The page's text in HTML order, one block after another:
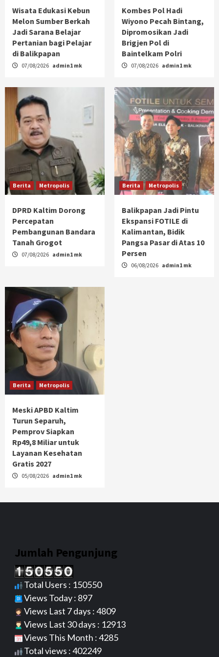
Wisata Edukasi Kebun
Melon Sumber Berkah
Jadi Sarana Belajar
Pertanian bagi Pelajar
di Balikpapan
07/08/2026 admin1 mk
Kombes Pol Hadi
Wiyono Pecah Bintang,
Dipromosikan Jadi
Brigjen Pol di
Baintelkam Polri
07/08/2026 admin1 mk
Berita Metropolis
DPRD Kaltim Dorong
Percepatan
Pembangunan Bandara
Tanah Grogot
07/08/2026 admin1 mk
Berita Metropolis
Balikpapan Jadi Pintu
Ekspansi FOTILE di
Kalimantan, Bidik
Pangsa Pasar di Atas 10
Persen
06/08/2026 admin1 mk
Berita Metropolis
Meski APBD Kaltim
Turun Separuh,
Pemprov Siapkan
Rp49,8 Miliar untuk
Layanan Kesehatan
Gratis 2027
05/08/2026 admin1 mk
Jumlah Pengunjung
Total Users : 150550
Views Today : 897
Views Last 7 days : 4809
Views Last 30 days : 12913
Views This Month : 4285
Total views : 402249